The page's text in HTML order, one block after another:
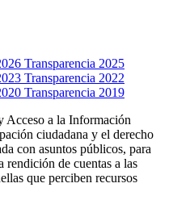
Transparencia 2025
Transparencia 2022
Transparencia 2019
Acceso a la Información
ciudadana y el derecho
con asuntos públicos, para
de cuentas a las
que perciben recursos